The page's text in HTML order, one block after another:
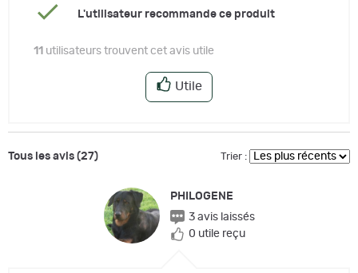
L'utilisateur recommande ce produit
11 utilisateurs trouvent cet avis utile
Utile
Tous les avis (27) Trier :
PHILOGENE
3 avis laissés
0 utile reçu